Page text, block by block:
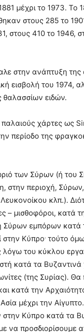
μέχρι το 1973. Το
στους 285 το
στους 410 το 1946,
στην ανάπτυξη της
εισβολή του 1974,
θαλασσίων ειδών.
χάρτες ως
περίοδο της
των Σύρων (ή του
στην περιοχή,
κλπ.).
– μισθοφόροι, κατά
εμπόρων κατά
στην Κύπρο. τούτο
λόγω του κύκλου
κατά τα Βυζαντινά
(της Συρίας). Θα
κατά την
μέχρι την
Κύπρο κατά τα
να προσδιορίσουμε